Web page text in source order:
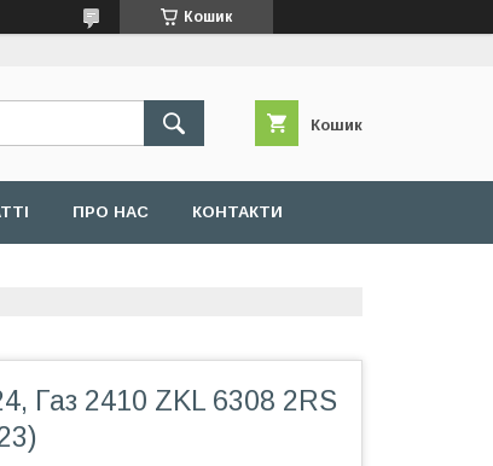
Кошик
Кошик
ПРО НАС КОНТАКТИ
Газ 2410 ZKL 6308 2RS